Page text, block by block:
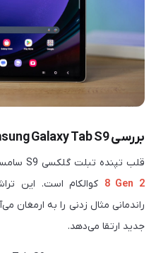
بررسی Samsung Galaxy Tab S9؛ سخت ‎افزار و عملکرد
قلب تپنده تبلت گلکسی ‏S9‎‏ سامسونگ، تراشه قدرتمند
8 Gen 2
راندمانی مثال‌ زدنی را به ‌ارمغان
جدید ارتقا می‌دهد.